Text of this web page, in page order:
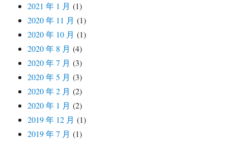
2021 年 1 月 (1)
2020 年 11 月 (1)
2020 年 10 月 (1)
2020 年 8 月 (4)
2020 年 7 月 (3)
2020 年 5 月 (3)
2020 年 2 月 (2)
2020 年 1 月 (2)
2019 年 12 月 (1)
2019 年 7 月 (1)